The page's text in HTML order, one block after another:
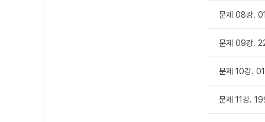
문제 08강.
문제 09강.
문제 10강.
문제 11강.